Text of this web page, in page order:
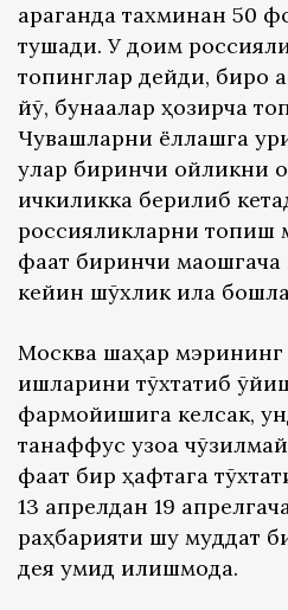
қараганда тахминан 50
тушади. У доим
топинглар дейди, бироқ
йўқ, бунақалар ҳозирча
Чувашларни ёллашга
улар биринчи ойликни
ичкиликка берилиб
россияликларни топиш
фақат биринчи
кейин шўхлик қила
Москва шаҳар мэрининг
ишларини тўхтатиб
фармойишига келсак,
танаффус узоққа
фақат бир ҳафтага
13 апрелдан 19
раҳбарияти шу муддат
дея умид қилишмоқда.